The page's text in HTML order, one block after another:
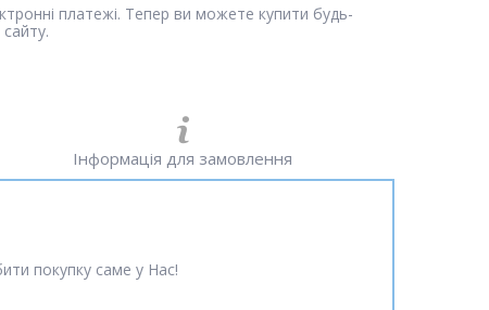
платежі. Тепер ви можете купити будь-
Інформація для замовлення
покупку саме у Нас!